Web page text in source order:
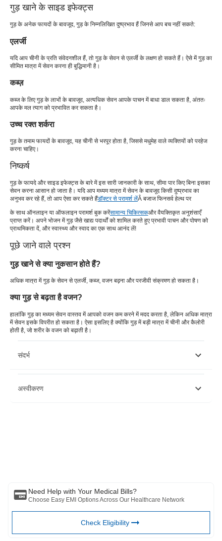
गुड़ खाने के साइड इफेक्ट्स
गुड़ के अनेक फायदों के बावजूद, गुड़ के निम्नलिखित दुष्प्रभाव हैं जिनसे आप बच नहीं सकते:
एलर्जी
यदि आप चीनी के प्रति संवेदनशील हैं, तो गुड़ के सेवन से एलर्जी के लक्षण हो सकते हैं। ऐसे में गुड़ का
सीमित मात्रा में सेवन करना ही बुद्धिमानी है।
कब्ज़
कब्ज के लिए गुड़ के लाभों के बावजूद, अत्यधिक सेवन आपके पाचन में बाधा डाल सकता है, अंततः
आपके मल त्याग को प्रभावित कर सकता है।
उच्च रक्त शर्करा
गुड़ के तमाम फायदों के बावजूद, यह चीनी से भरपूर होता है, जिससे मधुमेह वाले व्यक्तियों को परहेज
करना चाहिए।
निष्कर्ष
गुड़ के फायदे और साइड इफेक्ट्स के बारे में इस सारी जानकारी के साथ, सीमा पार किए बिना इसका
सेवन करना आसान हो जाता है। यदि आप मध्यम मात्रा में सेवन के बावजूद किसी दुष्प्रभाव का
अनुभव कर रहे हैं, तो आप ऐसा कर सकते हैंडॉक्टर से परामर्श लेंÂ बजाज फिनसर्व हेल्थ पर
के साथ ऑनलाइन या ऑफलाइन परामर्श बुक करेंसामान्य चिकित्सकऔर वैयक्तिकृत अनुशंसाएँ
प्राप्त करें। अपने भोजन में गुड़ जैसे खाद्य पदार्थों को शामिल करते हुए प्रभावी पाचन और पोषण को
प्राथमिकता दें, और स्वास्थ्य और स्वाद का एक साथ आनंद लें!
पूछे जाने वाले प्रश्न
गुड़ खाने से क्या नुकसान होते हैं?
अधिक मात्रा में गुड़ के सेवन से एलर्जी, कब्ज, वजन बढ़ना और परजीवी संक्रमण हो सकता है।
क्या गुड़ से बढ़ता है वजन?
हालांकि गुड़ का मध्यम सेवन वास्तव में आपको वजन कम करने में मदद करता है, लेकिन अधिक मात्रा
में सेवन इसके विपरीत हो सकता है। ऐसा इसलिए है क्योंकि गुड़ में बड़ी मात्रा में चीनी और कैलोरी
होती है, जो शरीर के वजन को बढ़ाती है।
संदर्भ
https://www.walshmedicalmedia.com/open-access/review-on-
अस्वीकरण
Need Help with Your Medical Bills?
Choose Easy EMI Options Across Our Healthcare Network
Check Eligibility